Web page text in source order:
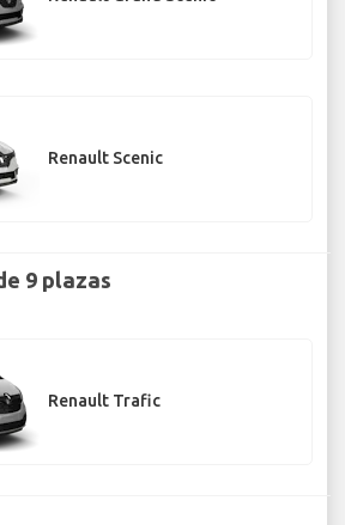
Renault Scenic
9 plazas
Renault Trafic